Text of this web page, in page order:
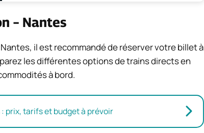
– Nantes
il est recommandé de réserver votre billet à
les différentes options de trains directs en
à bord.
prix, tarifs et budget à prévoir